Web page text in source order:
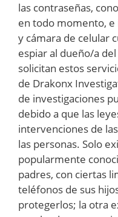
las contraseñas,
en todo momento,
y cámara de celular
espiar al dueño/a
solicitan estos
de Drakonx
de investigaciones
debido a que las
intervenciones de
las personas. Solo
popularmente
padres, con ciertas
teléfonos de sus
protegerlos; la otra